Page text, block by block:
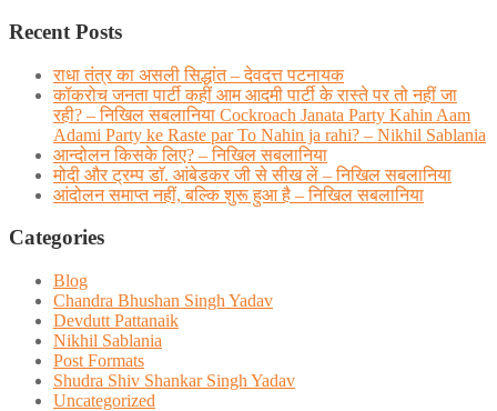
Recent Posts
राधा तंत्र का असली सिद्धांत – देवदत्त पटनायक
कॉकरोच जनता पार्टी कहीं आम आदमी पार्टी के रास्ते पर तो नहीं जा
रही? – निखिल सबलानिया Cockroach Janata Party Kahin Aam
Adami Party ke Raste par To Nahin ja rahi? – Nikhil Sablania
आन्दोलन किसके लिए? – निखिल सबलानिया
मोदी और ट्रम्प डाॅ. आंबेडकर जी से सीख लें – निखिल सबलानिया
आंदोलन समाप्त नहीं, बल्कि शुरू हुआ है – निखिल सबलानिया
Categories
Blog
Chandra Bhushan Singh Yadav
Devdutt Pattanaik
Nikhil Sablania
Post Formats
Shudra Shiv Shankar Singh Yadav
Uncategorized